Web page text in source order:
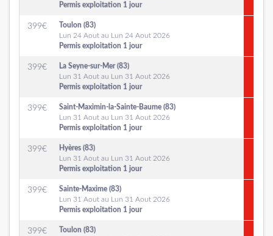
Permis exploitation 1 jour
399€
Toulon (83)
Lun 24 Aout au Lun 24 Aout 2026
Permis exploitation 1 jour
399€
La Seyne-sur-Mer (83)
Lun 31 Aout au Lun 31 Aout 2026
Permis exploitation 1 jour
399€
Saint-Maximin-la-Sainte-Baume (83)
Lun 31 Aout au Lun 31 Aout 2026
Permis exploitation 1 jour
399€
Hyères (83)
Lun 31 Aout au Lun 31 Aout 2026
Permis exploitation 1 jour
399€
Sainte-Maxime (83)
Lun 31 Aout au Lun 31 Aout 2026
Permis exploitation 1 jour
399€
Toulon (83)